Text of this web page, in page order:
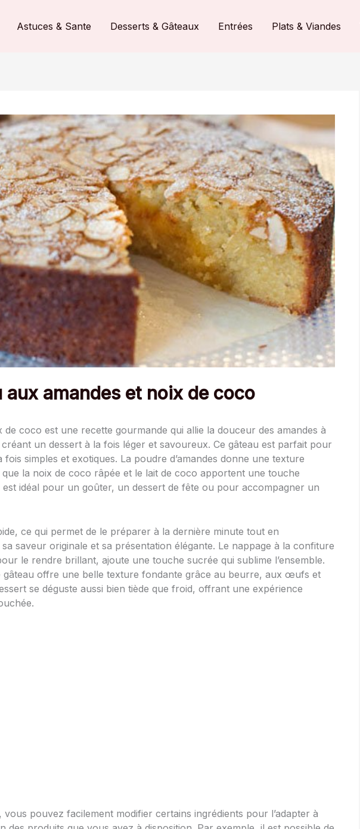
Astuces & Sante Desserts & Gâteaux Entrées Plats & Viandes
aux amandes et noix de coco
de coco est une recette gourmande qui allie la douceur des amandes à
un dessert à la fois léger et savoureux. Ce gâteau est parfait pour
fois simples et exotiques. La poudre d’amandes donne une texture
la noix de coco râpée et le lait de coco apportent une touche
est idéal pour un goûter, un dessert de fête ou pour accompagner un
ce qui permet de le préparer à la dernière minute tout en
saveur originale et sa présentation élégante. Le nappage à la confiture
le rendre brillant, ajoute une touche sucrée qui sublime l’ensemble.
gâteau offre une belle texture fondante grâce au beurre, aux œufs et
se déguste aussi bien tiède que froid, offrant une expérience
pouvez facilement modifier certains ingrédients pour l’adapter à